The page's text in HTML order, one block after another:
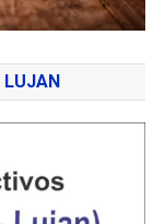
LUJAN